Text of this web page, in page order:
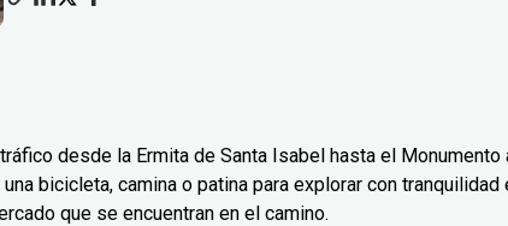
desde la Ermita de Santa Isabel hasta el Monumento
bicicleta, camina o patina para explorar con tranquilidad
que se encuentran en el camino.